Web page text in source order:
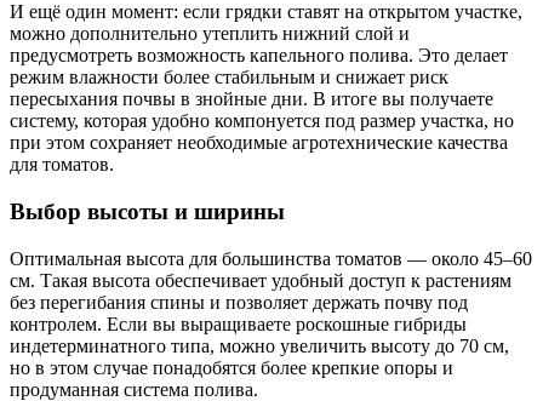
И ещё один момент: если грядки ставят на открытом участке,
можно дополнительно утеплить нижний слой и
предусмотреть возможность капельного полива. Это делает
режим влажности более стабильным и снижает риск
пересыхания почвы в знойные дни. В итоге вы получаете
систему, которая удобно компонуется под размер участка, но
при этом сохраняет необходимые агротехнические качества
для томатов.
Выбор высоты и ширины
Оптимальная высота для большинства томатов — около 45–60
см. Такая высота обеспечивает удобный доступ к растениям
без перегибания спины и позволяет держать почву под
контролем. Если вы выращиваете роскошные гибриды
индетерминатного типа, можно увеличить высоту до 70 см,
но в этом случае понадобятся более крепкие опоры и
продуманная система полива.